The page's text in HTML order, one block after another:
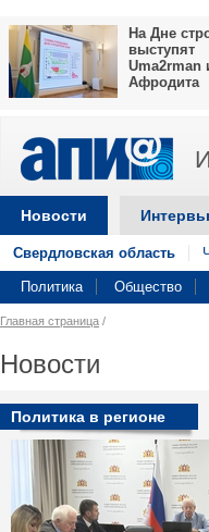
На Дне
выступят
Uma2rman
Афродита
Новости
Свердловская область
Политика Общество
Главная страница /
Новости
Политика в регионе